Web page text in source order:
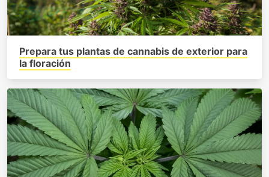
Prepara tus plantas de cannabis de exterior para
la floración